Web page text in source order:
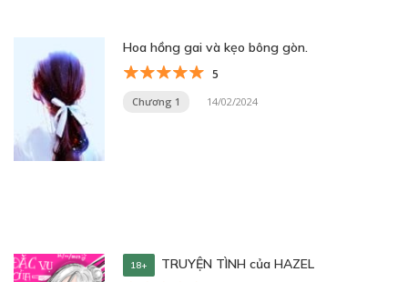
Hoa hồng gai và kẹo bông gòn.
5
Chương 1 14/02/2024
18+ TRUYỆN TÌNH của HAZEL